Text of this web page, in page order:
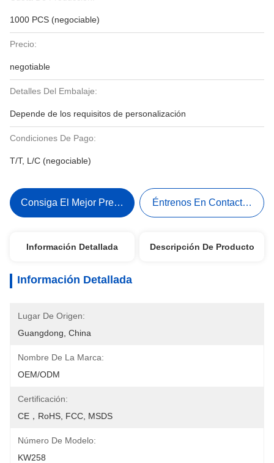
1000 PCS (negociable)
Precio:
negotiable
Detalles Del Embalaje:
Depende de los requisitos de personalización
Condiciones De Pago:
T/T, L/C (negociable)
Consiga El Mejor Precio Éntrenos En Contacto Con
Información Detallada Descripción De Producto
Información Detallada
Lugar De Origen:
Guangdong, China
Nombre De La Marca:
OEM/ODM
Certificación:
CE，RoHS, FCC, MSDS
Número De Modelo:
KW258